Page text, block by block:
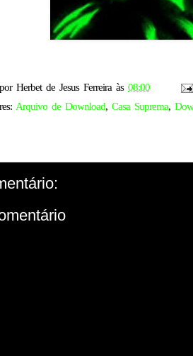
Herbet de Jesus Ferreira às 08:00
Arquivo de Download, Casa Suprema,